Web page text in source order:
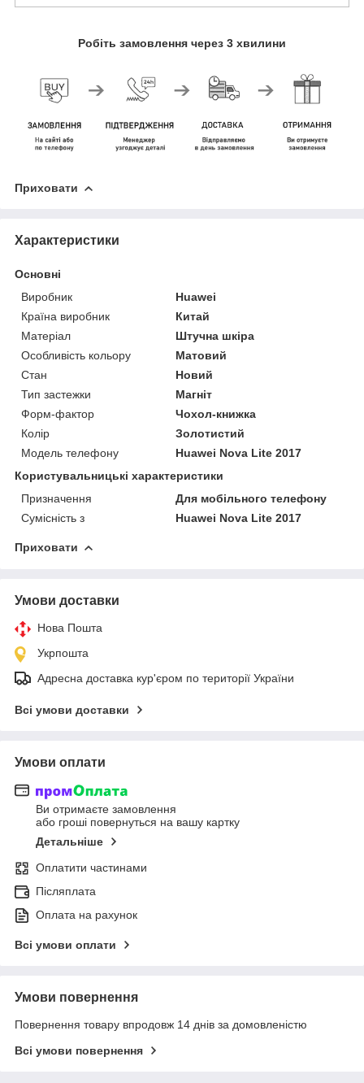
Робіть замовлення через 3 хвилини
Приховати
Характеристики
Основні
Виробник
Huawei
Країна виробник
Китай
Матеріал
Штучна шкіра
Особливість кольору
Матовий
Стан
Новий
Тип застежки
Магніт
Форм-фактор
Чохол-книжка
Колір
Золотистий
Модель телефону
Huawei Nova Lite 2017
Користувальницькі характеристики
Призначення
Для мобільного телефону
Сумісність з
Huawei Nova Lite 2017
Приховати
Умови доставки
Нова Пошта
Укрпошта
Адресна доставка кур'єром по території України
Всі умови доставки
Умови оплати
Ви отримаєте замовлення
або гроші повернуться на вашу картку
Детальніше
Оплатити частинами
Післяплата
Оплата на рахунок
Всі умови оплати
Умови повернення
Повернення товару впродовж 14 днів за домовленістю
Всі умови повернення